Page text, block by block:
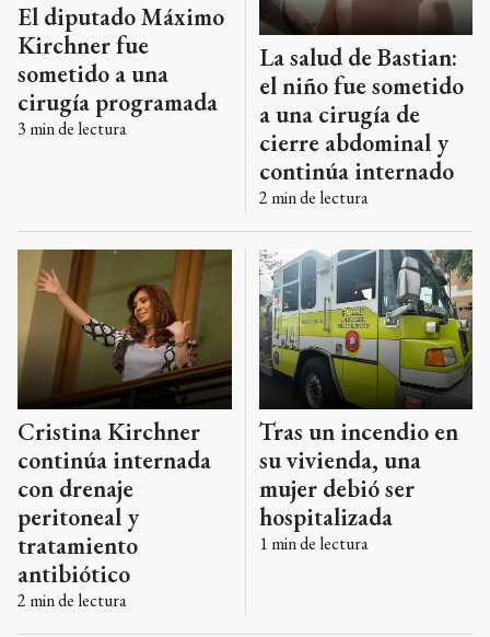
El diputado Máximo
Kirchner fue
sometido a una
cirugía programada
3 min de lectura
La salud de Bastian:
el niño fue sometido
a una cirugía de
cierre abdominal y
continúa internado
2 min de lectura
Cristina Kirchner
continúa internada
con drenaje
peritoneal y
tratamiento
antibiótico
2 min de lectura
Tras un incendio en
su vivienda, una
mujer debió ser
hospitalizada
1 min de lectura